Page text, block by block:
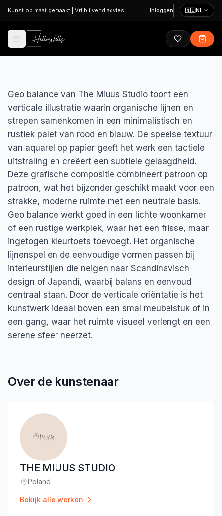
Ga naar hoofdinhoud
Kunst op maat gemaakt Vrijblijvend advies Inloggen 🇳🇱NL
Geo balance van The Miuus Studio toont een
verticale illustratie waarin organische lijnen en
strepen samenkomen in een minimalistisch en
rustiek palet van rood en blauw. De speelse textuur
van aquarel op papier geeft het werk een tactiele
uitstraling en creëert een subtiele gelaagdheid.
Deze grafische compositie combineert patroon op
patroon, wat het bijzonder geschikt maakt voor een
strakke, moderne ruimte met een neutrale basis.
Geo balance werkt goed in een lichte woonkamer
of een rustige werkplek, waar het een frisse, maar
ingetogen kleurtoets toevoegt. Het organische
lijnenspel en de eenvoudige vormen passen bij
interieurstijlen die neigen naar Scandinavisch
design of Japandi, waarbij balans en eenvoud
centraal staan. Door de verticale oriëntatie is het
kunstwerk ideaal boven een smal meubelstuk of in
een gang, waar het ruimte visueel verlengt en een
serene sfeer neerzet.
Over de kunstenaar
THE MIUUS STUDIO
Locatie
Poland
Bekijk alle werken